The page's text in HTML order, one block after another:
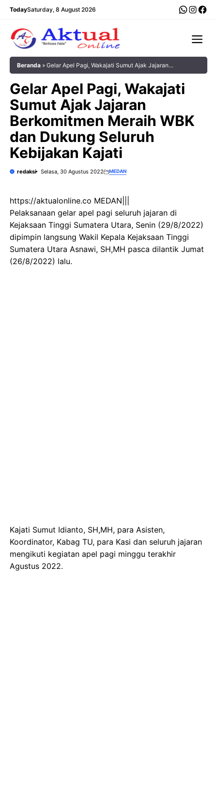
Langsung
TodaySaturday, 8 August 2026
Beranda » Gelar Apel Pagi, Wakajati Sumut Ajak Jajaran
Gelar Apel Pagi, Wakajati
Sumut Ajak Jajaran
Berkomitmen Meraih WBK
dan Dukung Seluruh
Kebijakan Kajati
redaksi Selasa, 30 Agustus 2022 MEDAN
https://aktualonline.co MEDAN|||
Pelaksanaan gelar apel pagi seluruh jajaran di
Kejaksaan Tinggi Sumatera Utara, Senin (29/8/2022)
dipimpin langsung Wakil Kepala Kejaksaan Tinggi
Sumatera Utara Asnawi, SH,MH pasca dilantik Jumat
(26/8/2022) lalu.
Kajati Sumut Idianto, SH,MH, para Asisten,
Koordinator, Kabag TU, para Kasi dan seluruh jajaran
mengikuti kegiatan apel pagi minggu terakhir
Agustus 2022.